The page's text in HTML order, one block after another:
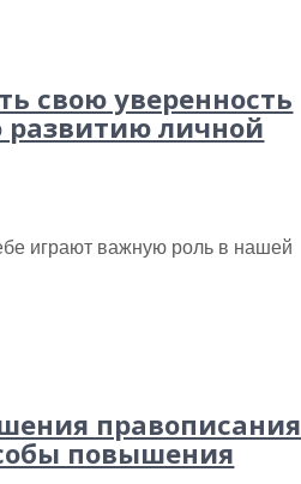
свою уверенность
развитию личной
играют важную роль в нашей
правописания
повышения